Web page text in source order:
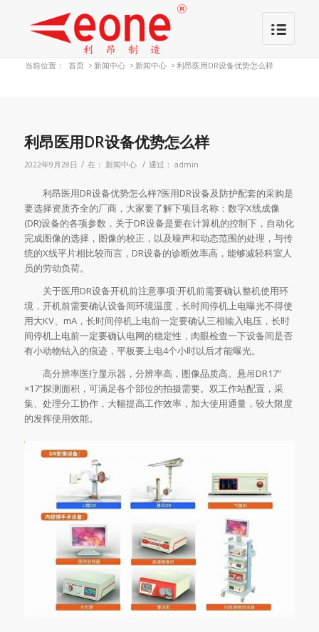
当前位置： 首页 > 新闻中心 > 新闻中心 > 利昂医用DR设备优势怎么样
利昂医用DR设备优势怎么样
2022年9月28日 / 在： 新闻中心 / 通过： admin
利昂医用DR设备优势怎么样?医用DR设备及防护配套的采购是
要选择资质齐全的厂商，大家要了解下项目名称：数字X线成像
(DR)设备的各项参数，关于DR设备是要在计算机的控制下，自动化
完成图像的选择，图像的校正，以及噪声和动态范围的处理，与传
统的X线平片相比较而言，DR设备的诊断效率高，能够减轻科室人
员的劳动负荷。
关于医用DR设备开机前注意事项:开机前需要确认整机使用环
境，开机前需要确认设备间环境温度，长时间停机上电曝光不得使
用大KV、mA，长时间停机上电前一定要确认三相输入电压，长时
间停机上电前一定要确认电网的稳定性，肉眼检查一下设备间是否
有小动物钻入的痕迹，平板要上电4个小时以后才能曝光。
高分辨率医疗显示器，分辨率高，图像品质高。悬吊DR17”
×17”探测面积，可满足各个部位的拍摄需要。双工作站配置，采
集、处理分工协作，大幅提高工作效率，加大使用通量，较大限度
的发挥使用效能。